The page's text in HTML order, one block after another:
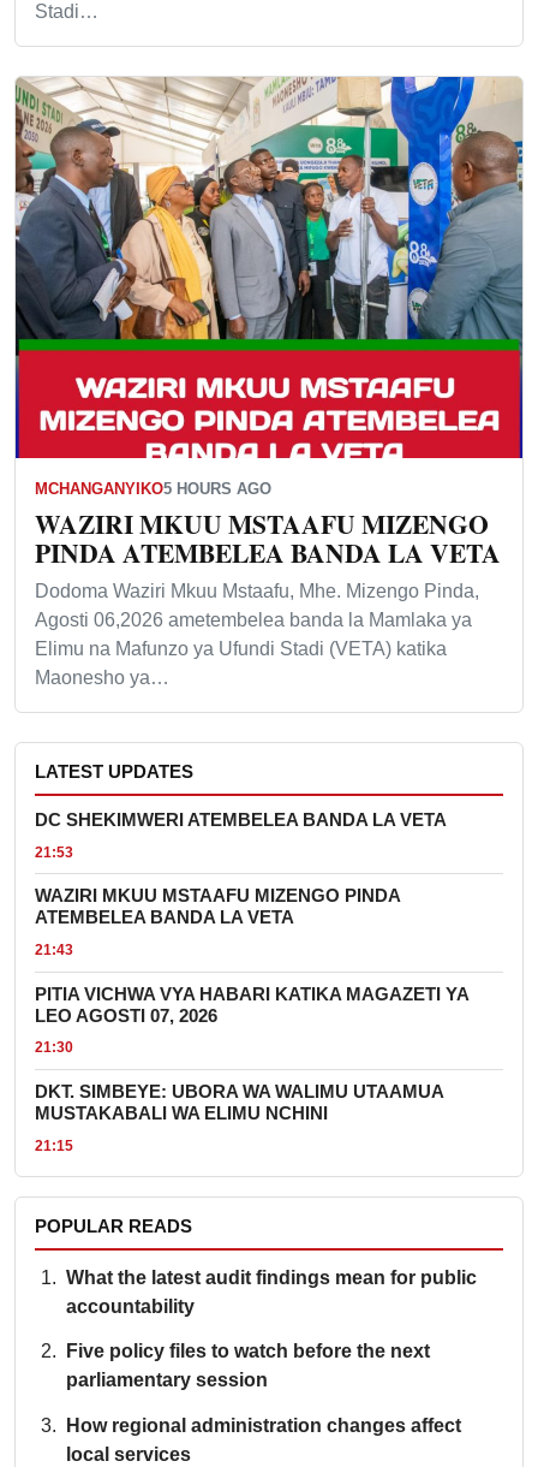
Stadi…
MCHANGANYIKO5 HOURS AGO
WAZIRI MKUU MSTAAFU MIZENGO
PINDA ATEMBELEA BANDA LA VETA
Dodoma Waziri Mkuu Mstaafu, Mhe. Mizengo Pinda,
Agosti 06,2026 ametembelea banda la Mamlaka ya
Elimu na Mafunzo ya Ufundi Stadi (VETA) katika
Maonesho ya…
LATEST UPDATES
DC SHEKIMWERI ATEMBELEA BANDA LA VETA
21:53
WAZIRI MKUU MSTAAFU MIZENGO PINDA
ATEMBELEA BANDA LA VETA
21:43
PITIA VICHWA VYA HABARI KATIKA MAGAZETI YA
LEO AGOSTI 07, 2026
21:30
DKT. SIMBEYE: UBORA WA WALIMU UTAAMUA
MUSTAKABALI WA ELIMU NCHINI
21:15
POPULAR READS
What the latest audit findings mean for public
accountability
Five policy files to watch before the next
parliamentary session
How regional administration changes affect
local services